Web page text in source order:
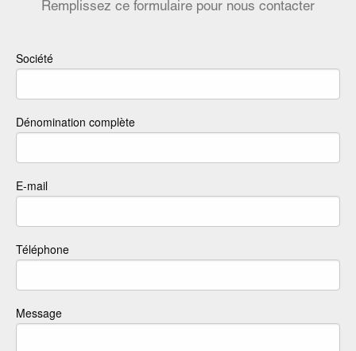
Remplissez ce formulaire pour nous contacter
Société
Dénomination complète
E-mail
Téléphone
Message